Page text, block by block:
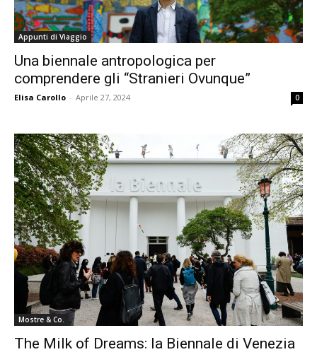
Appunti di Viaggio
Una biennale antropologica per
comprendere gli “Stranieri Ovunque”
Elisa Carollo - Aprile 27, 2024 0
Mostre & Co.
The Milk of Dreams: la Biennale di Venezia